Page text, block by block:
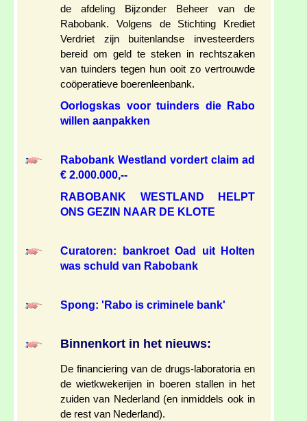
de afdeling Bijzonder Beheer van de
Rabobank. Volgens de Stichting Krediet
Verdriet zijn buitenlandse investeerders
bereid om geld te steken in rechtszaken
van tuinders tegen hun ooit zo vertrouwde
coöperatieve boerenleenbank.
Oorlogskas voor tuinders die Rabo
willen aanpakken
Rabobank Westland vordert claim ad
€ 2.000.000,--
RABOBANK WESTLAND HELPT
ONS GEZIN NAAR DE KLOTE
Curatoren: bankroet Oad uit Holten
was schuld van Rabobank
Spong: 'Rabo is criminele bank'
Binnenkort in het nieuws:
De financiering van de drugs-laboratoria en
de wietkwekerijen in boeren stallen in het
zuiden van Nederland (en inmiddels ook in
de rest van Nederland).